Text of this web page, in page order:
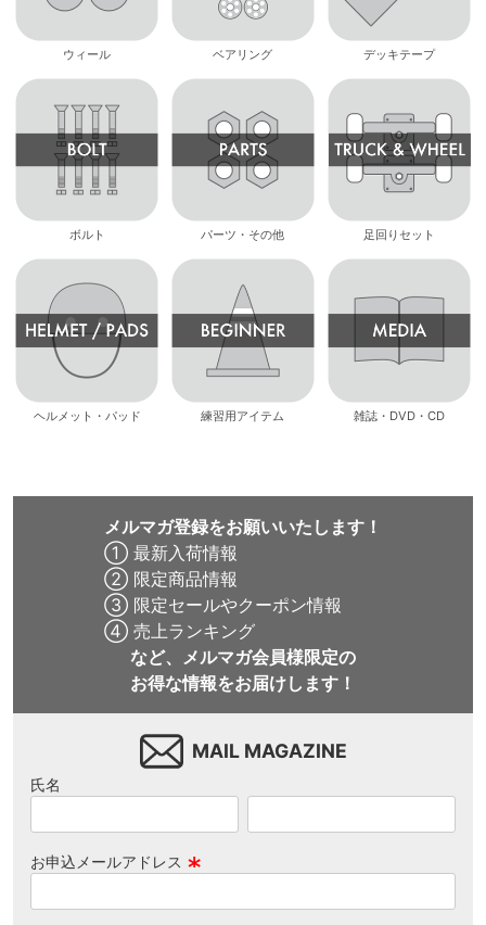
ウィール ベアリング デッキテープ
ボルト パーツ・その他 足回りセット
ヘルメット・パッド 練習用アイテム 雑誌・DVD・CD
メルマガ登録をお願いいたします！
① 最新入荷情報
② 限定商品情報
③ 限定セールやクーポン情報
④ 売上ランキング
など、メルマガ会員様限定の
お得な情報をお届けします！
MAIL MAGAZINE
氏名
お申込メールアドレス